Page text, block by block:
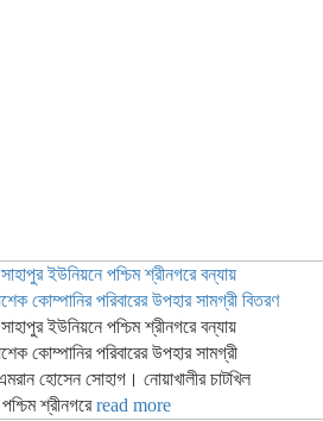
ইউনিয়নে পশ্চিম শ্রীনগরে বন্যায়
কোম্পানির পরিবারের উপহার সামগ্রী বিতরণ
ইউনিয়নে পশ্চিম শ্রীনগরে বন্যায়
কোম্পানির পরিবারের উপহার সামগ্রী
হোসেন সোহাগ। নোয়াখালীর চাটখিল
শ্রীনগরেread more